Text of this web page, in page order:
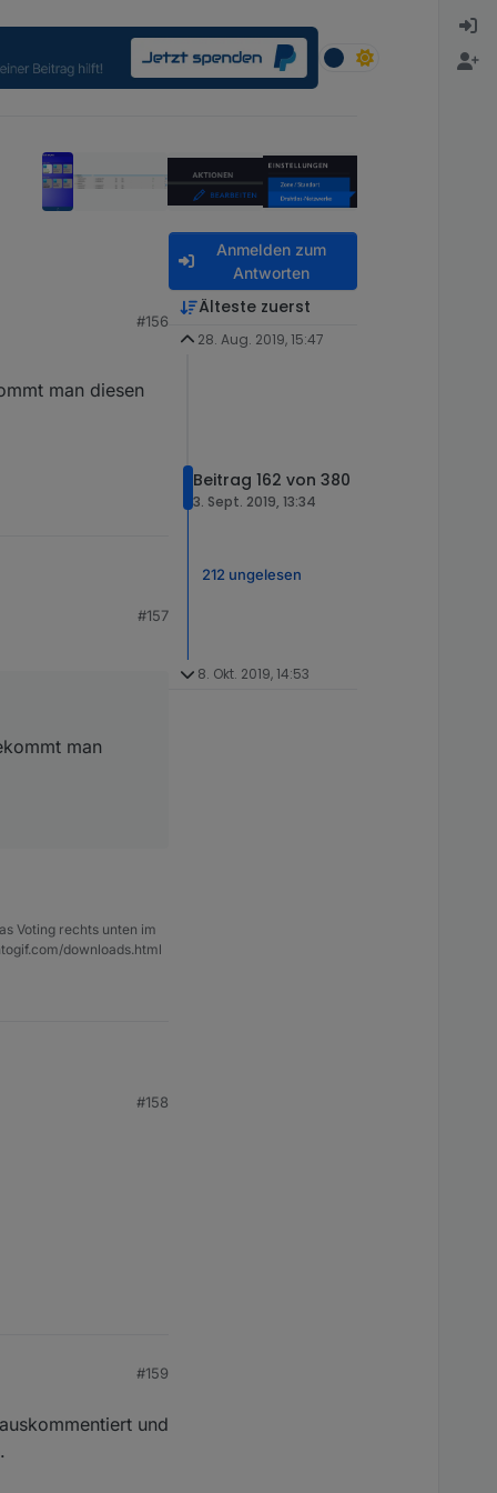
#156
man diesen
diesen Wert
#157
man
Voting rechts unten im
downloads.html
man diesen
#158
#159
und
Anmelden zum
Antworten
Älteste zuerst
28. Aug. 2019, 15:47
Beitrag 162 von 380
3. Sept. 2019, 13:34
212 ungelesen
8. Okt. 2019, 14:53